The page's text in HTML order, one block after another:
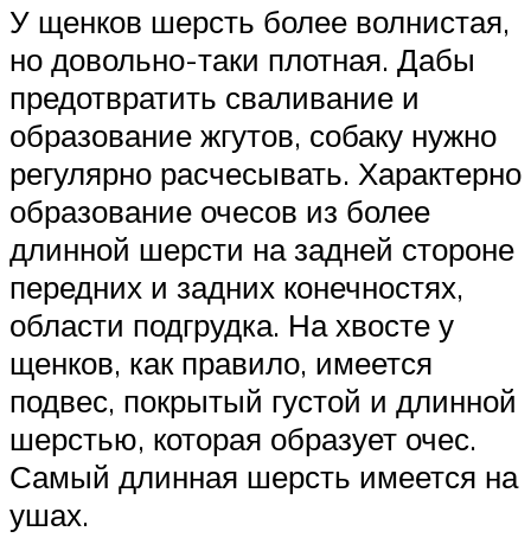
У щенков шерсть более волнистая,
но довольно-таки плотная. Дабы
предотвратить сваливание и
образование жгутов, собаку нужно
регулярно расчесывать. Характерно
образование очесов из более
длинной шерсти на задней стороне
передних и задних конечностях,
области подгрудка. На хвосте у
щенков, как правило, имеется
подвес, покрытый густой и длинной
шерстью, которая образует очес.
Самый длинная шерсть имеется на
ушах.